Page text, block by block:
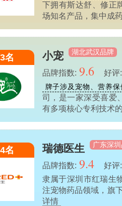
下拥有斯达舒、修正
场知名产品，集中成
名 小宠 湖北武汉品牌
品牌指数: 9.6 好评:
牌子涉及宠物、营养
司，是一家深受喜爱
有多项核心专利技术
名 瑞德医生 广东深
品牌指数: 9.4 好评:
隶属于深圳市红瑞生
注宠物药品领域，旗
详情